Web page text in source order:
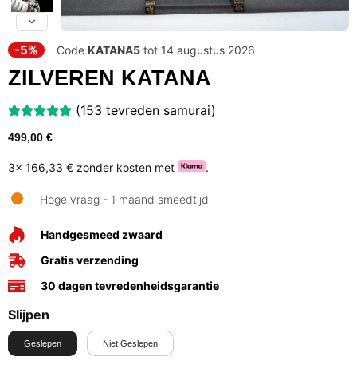
-5% Code KATANA5 tot 14 augustus 2026
ZILVEREN KATANA
(153 tevreden samurai)
499,00 €
3x 166,33 € zonder kosten met .
Hoge vraag - 1 maand smeedtijd
Handgesmeed zwaard
Gratis verzending
30 dagen tevredenheidsgarantie
Slijpen
Geslepen Niet Geslepen